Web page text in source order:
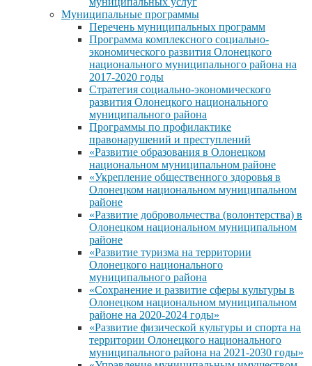
Муниципальные программы
Перечень муниципальных программ
Программа комплексного социально-
экономического развития Олонецкого
национального муниципального района на
2017-2020 годы
Стратегия социально-экономического
развития Олонецкого национального
муниципального района
Программы по профилактике
правонарушений и преступлений
«Развитие образования в Олонецком
национальном муниципальном районе
«Укрепление общественного здоровья в
Олонецком национальном муниципальном
районе
«Развитие добровольчества (волонтерства) в
Олонецком национальном муниципальном
районе
«Развитие туризма на территории
Олонецкого национального
муниципального района
«Сохранение и развитие сферы культуры в
Олонецком национальном муниципальном
районе на 2020-2024 годы»
«Развитие физической культуры и спорта на
территории Олонецкого национального
муниципального района на 2021-2030 годы»